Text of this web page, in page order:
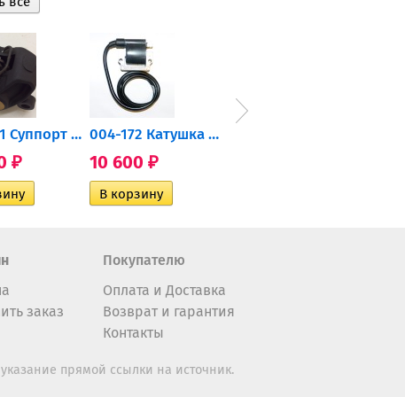
2206471 Суппорт тормозной...
₽
004-172 Катушка зажигания...
10 600 ₽
заказ
Покупателю
Оплата и Доставка
Возврат и гарантия
Контакты
прямой ссылки на источник.